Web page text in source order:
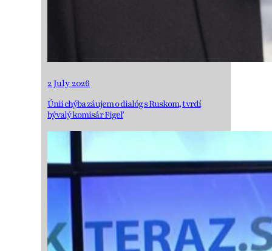
2 July 2026
Únii chýba záujem o dialóg s Ruskom, tvrdí
bývalý komisár Figeľ